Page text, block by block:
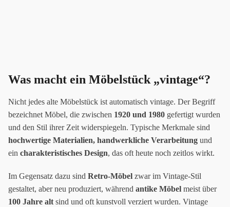
Was macht ein Möbelstück „vintage“?
Nicht jedes alte Möbelstück ist automatisch vintage. Der Begriff
bezeichnet Möbel, die zwischen 1920 und 1980 gefertigt wurden
und den Stil ihrer Zeit widerspiegeln. Typische Merkmale sind
hochwertige Materialien, handwerkliche Verarbeitung und
ein charakteristisches Design, das oft heute noch zeitlos wirkt.
Im Gegensatz dazu sind Retro-Möbel zwar im Vintage-Stil
gestaltet, aber neu produziert, während antike Möbel meist über
100 Jahre alt sind und oft kunstvoll verziert wurden. Vintage